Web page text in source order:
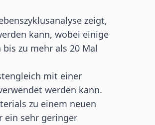
zeigt,
kann, wobei einige
zu mehr als 20 Mal
mit einer
werden kann.
zu einem neuen
ein sehr geringer